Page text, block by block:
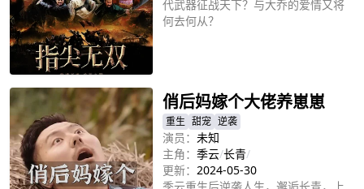
代武器征战天下？与大乔的爱情又将
何去何从？
俏后妈嫁个大佬养崽崽
重生 甜宠 逆袭
演员： 未知
主角： 季云/长青/
更新： 2024-05-30